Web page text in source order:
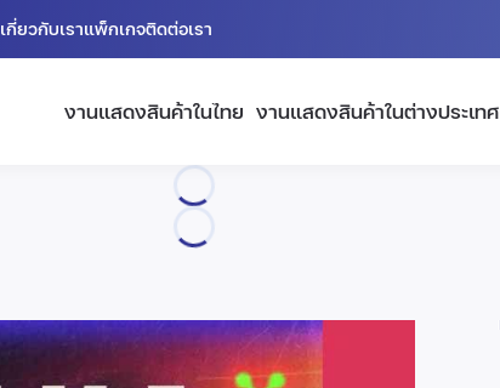
เกี่ยวกับเราแพ็กเกจติดต่อเรา
งานแสดงสินค้าในไทย งานแสดงสินค้าในต่างประเทศ